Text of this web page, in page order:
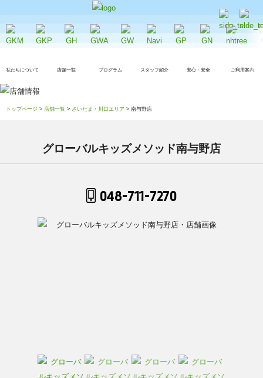
私たちについて 店舗一覧 プログラム スタッフ紹介 安心・安全 ご利用案内
トップページ > 店舗一覧 > さいたま・川口エリア > 南与野店
グローバルキッズメソッド南与野店
048-711-7270